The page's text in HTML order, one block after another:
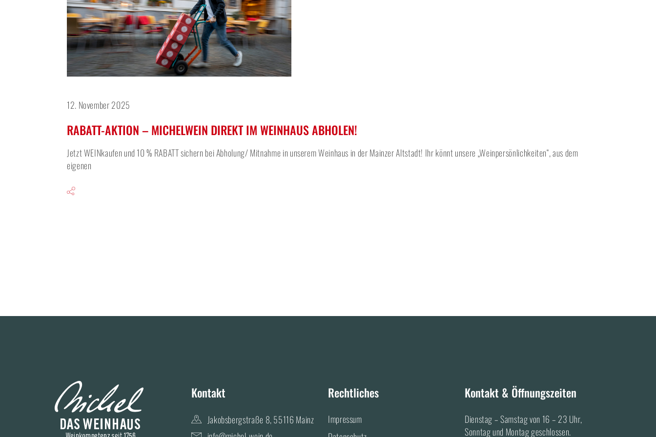
12. November 2025
RABATT-AKTION – MICHELWEIN DIREKT IM WEINHAUS ABHOLEN!
Jetzt WEINkaufen und 10 % RABATT sichern bei Abholung/ Mitnahme in unserem Weinhaus in der Mainzer Altstadt! Ihr könnt unsere „Weinpersönlichkeiten“, aus dem
eigenen
Kontakt
Jakobsbergstraße 8, 55116 Mainz
Rechtliches
Impressum
Kontakt & Öffnungszeiten
Dienstag – Samstag von 16 – 23 Uhr,
Sonntag und Montag geschlossen.